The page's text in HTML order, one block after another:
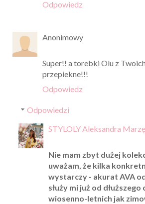
Odpowiedz
Anonimowy
Super!! a torebki Olu z
przepiekne!!!
Odpowiedz
Odpowiedzi
STYLOLY Aleksandra
Nie mam zbyt dużej
uważam, że kilka
wystarczy - akurat AVA
służy mi już od
wiosenno-letnich jak